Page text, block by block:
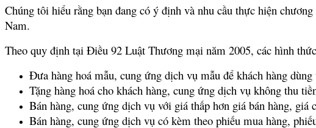
Chúng tôi hiểu rằng bạn đang có ý định và nhu cầu thực hiện
Nam.
Theo quy định tại Điều 92 Luật Thương mại năm 2005, các hình
Đưa hàng hoá mẫu, cung ứng dịch vụ mẫu để khách hàng
Tặng hàng hoá cho khách hàng, cung ứng dịch vụ không thu
Bán hàng, cung ứng dịch vụ với giá thấp hơn giá bán hàng, giá
Bán hàng, cung ứng dịch vụ có kèm theo phiếu mua hàng,